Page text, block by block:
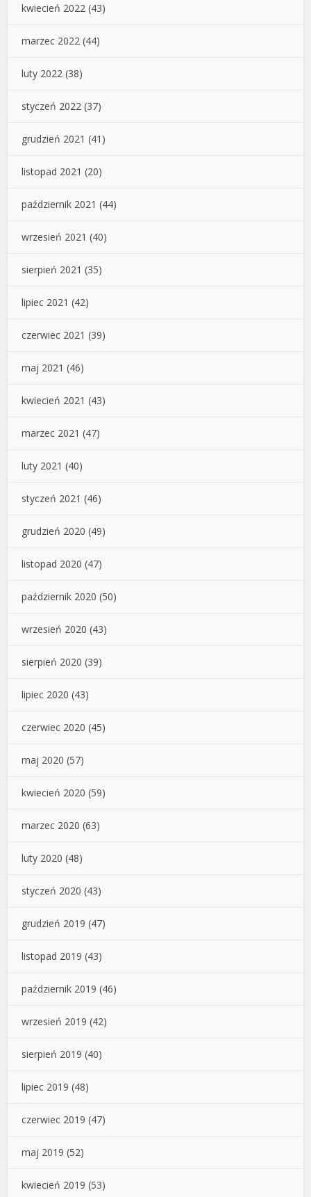
kwiecień 2022 (43)
marzec 2022 (44)
luty 2022 (38)
styczeń 2022 (37)
grudzień 2021 (41)
listopad 2021 (20)
październik 2021 (44)
wrzesień 2021 (40)
sierpień 2021 (35)
lipiec 2021 (42)
czerwiec 2021 (39)
maj 2021 (46)
kwiecień 2021 (43)
marzec 2021 (47)
luty 2021 (40)
styczeń 2021 (46)
grudzień 2020 (49)
listopad 2020 (47)
październik 2020 (50)
wrzesień 2020 (43)
sierpień 2020 (39)
lipiec 2020 (43)
czerwiec 2020 (45)
maj 2020 (57)
kwiecień 2020 (59)
marzec 2020 (63)
luty 2020 (48)
styczeń 2020 (43)
grudzień 2019 (47)
listopad 2019 (43)
październik 2019 (46)
wrzesień 2019 (42)
sierpień 2019 (40)
lipiec 2019 (48)
czerwiec 2019 (47)
maj 2019 (52)
kwiecień 2019 (53)